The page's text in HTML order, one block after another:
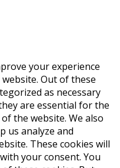
your experience
Out of these
as necessary
are essential for the
the website. We also
us analyze and
These cookies will
your consent. You